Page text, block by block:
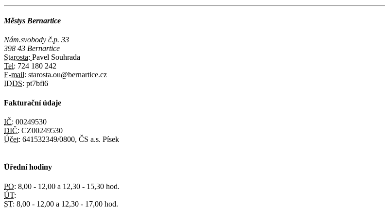
Městys Bernartice
Nám.svobody č.p. 33
398 43 Bernartice
Starosta: Pavel Souhrada
Tel: 724 180 242
E-mail: starosta.ou@bernartice.cz
IDDS: pt7bfi6
Fakturační údaje
IČ: 00249530
DIČ: CZ00249530
Účet: 641532349/0800, ČS a.s. Písek
Úřední hodiny
PO: 8,00 - 12,00 a 12,30 - 15,30 hod.
ÚT:
ST: 8,00 - 12,00 a 12,30 - 17,00 hod.